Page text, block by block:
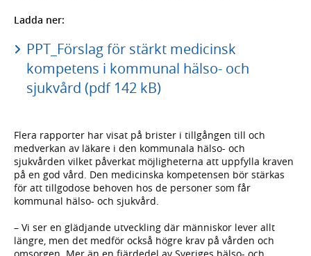
Ladda ner:
PPT_Förslag för stärkt medicinsk
kompetens i kommunal hälso- och
sjukvård (pdf 142 kB)
Flera rapporter har visat på brister i tillgången till och
medverkan av läkare i den kommunala hälso- och
sjukvården vilket påverkat möjligheterna att uppfylla kraven
på en god vård. Den medicinska kompetensen bör stärkas
för att tillgodose behoven hos de personer som får
kommunal hälso- och sjukvård.
– Vi ser en glädjande utveckling där människor lever allt
längre, men det medför också högre krav på vården och